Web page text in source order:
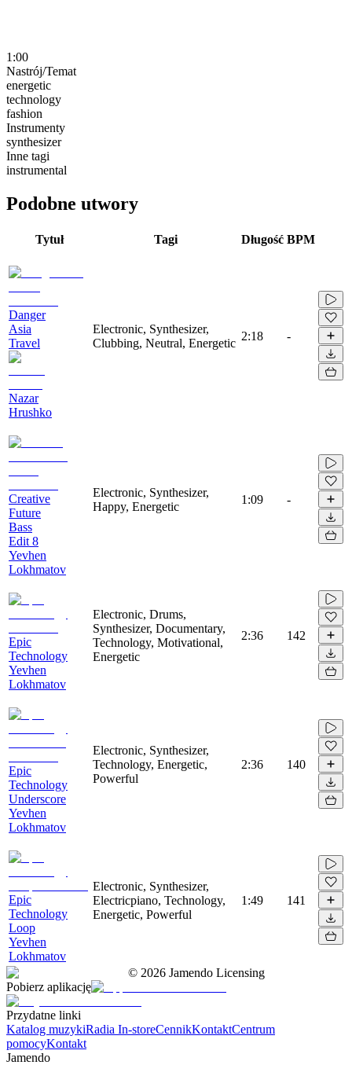
1:00
Nastrój/Temat
energetic
technology
fashion
Instrumenty
synthesizer
Inne tagi
instrumental
Podobne utwory
Tytuł Tagi Długość BPM
Danger
Asia
Travel
Nazar
Hrushko
Electronic, Synthesizer,
Clubbing, Neutral, Energetic
2:18 -
Creative
Future
Bass
Edit 8
Yevhen
Lokhmatov
Electronic, Synthesizer,
Happy, Energetic
1:09 -
Epic
Technology
Yevhen
Lokhmatov
Electronic, Drums,
Synthesizer, Documentary,
Technology, Motivational,
Energetic
2:36 142
Epic
Technology
Underscore
Yevhen
Lokhmatov
Electronic, Synthesizer,
Technology, Energetic,
Powerful
2:36 140
Epic
Technology
Loop
Yevhen
Lokhmatov
Electronic, Synthesizer,
Electricpiano, Technology,
Energetic, Powerful
1:49 141
© 2026 Jamendo Licensing
Pobierz aplikację
Przydatne linki
Katalog muzykiRadia In-storeCennikKontaktCentrum
pomocyKontakt
Jamendo